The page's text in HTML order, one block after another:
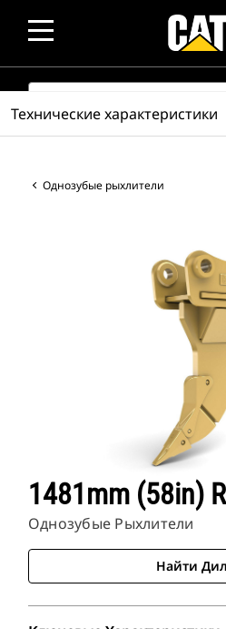
SEARCH
Однозубые рыхлители
1481mm (58in)
Однозубые Рыхлители
Найти
Технические характеристики